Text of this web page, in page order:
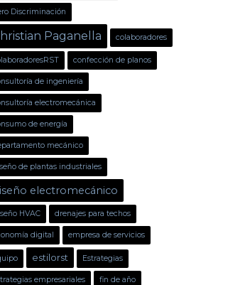
Discriminación
Paganella colaboradores
confección de planos
de ingeniería
electromecánica
de energía
mecánico
de plantas industriales
electromecánico
HVAC drenajes para techos
digital empresa de servicios
estilorst Estrategias
empresariales fin de año